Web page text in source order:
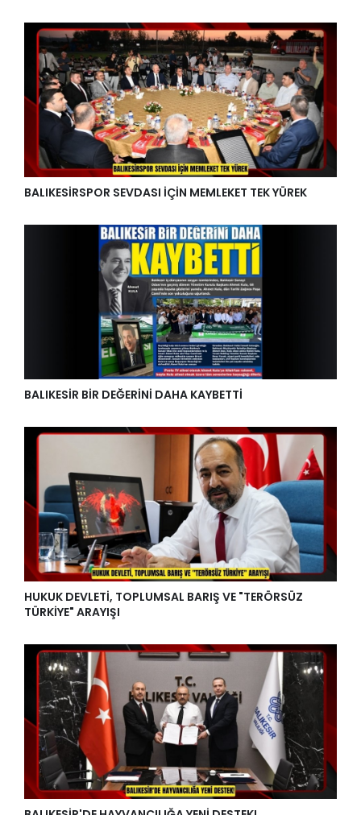
BALIKESİRSPOR SEVDASI İÇİN MEMLEKET TEK YÜREK
BALIKESİR BİR DEĞERİNİ DAHA KAYBETTİ
HUKUK DEVLETİ, TOPLUMSAL BARIŞ VE "TERÖRSÜZ
TÜRKİYE" ARAYIŞI